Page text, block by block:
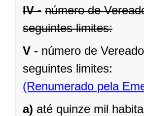
IV - número de
seguintes limites:
V - número de
seguintes limites:
(Renumerado pela
a) até quinze mil